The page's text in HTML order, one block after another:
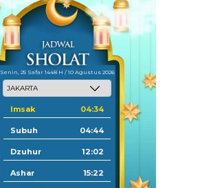
Senin, 25 Safar 1448 H / 10 Agustus 2026
Imsak 04:34
Subuh 04:44
Dzuhur 12:02
Ashar 15:22